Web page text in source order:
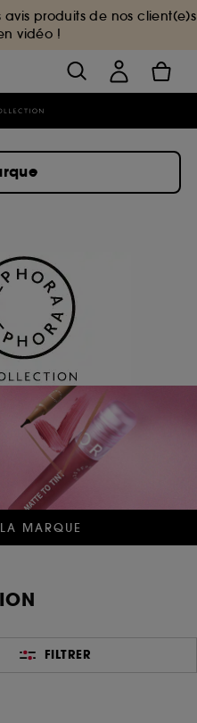
avis produits de nos client(e)s
vidéo !
MARQUE
FILTRER